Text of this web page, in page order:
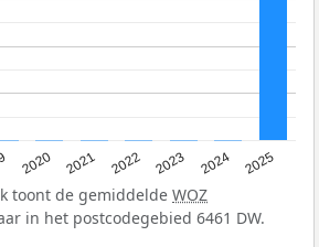
2020 2021 2022 2023 2024 2025
toont de gemiddelde WOZ
in het postcodegebied 6461 DW.